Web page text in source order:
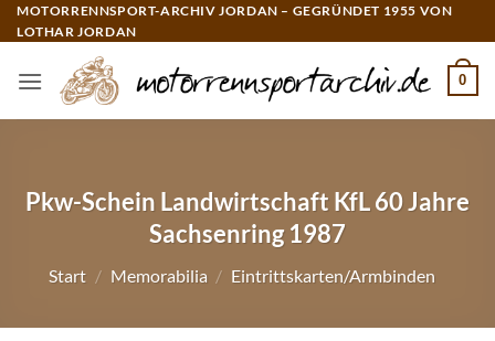
Zum
Inhalt
MOTORRENNSPORT-ARCHIV JORDAN – GEGRÜNDET 1955 VON
LOTHAR JORDAN
0
Pkw-Schein Landwirtschaft KfL 60 Jahre
Sachsenring 1987
Start / Memorabilia / Eintrittskarten/Armbinden